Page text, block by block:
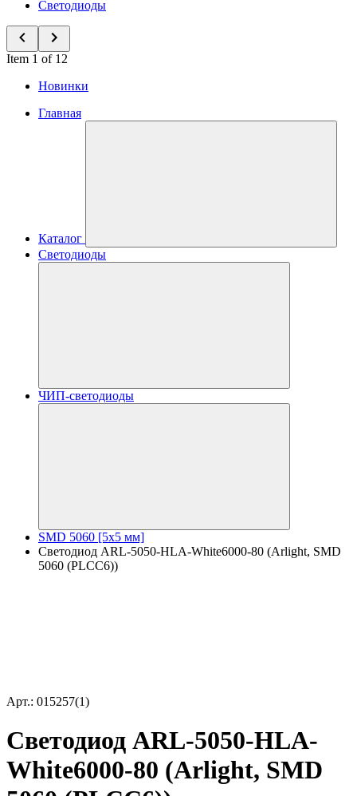
Светодиоды
Item 1 of 12
Новинки
Главная
Каталог
Светодиоды
ЧИП-светодиоды
SMD 5060 [5x5 мм]
Светодиод ARL-5050-HLA-White6000-80 (Arlight, SMD
5060 (PLCC6))
Арт.: 015257(1)
Светодиод ARL-5050-HLA-
White6000-80 (Arlight, SMD